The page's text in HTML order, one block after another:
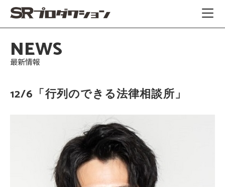
NEWS
最新情報
12/6「行列のできる法律相談所」